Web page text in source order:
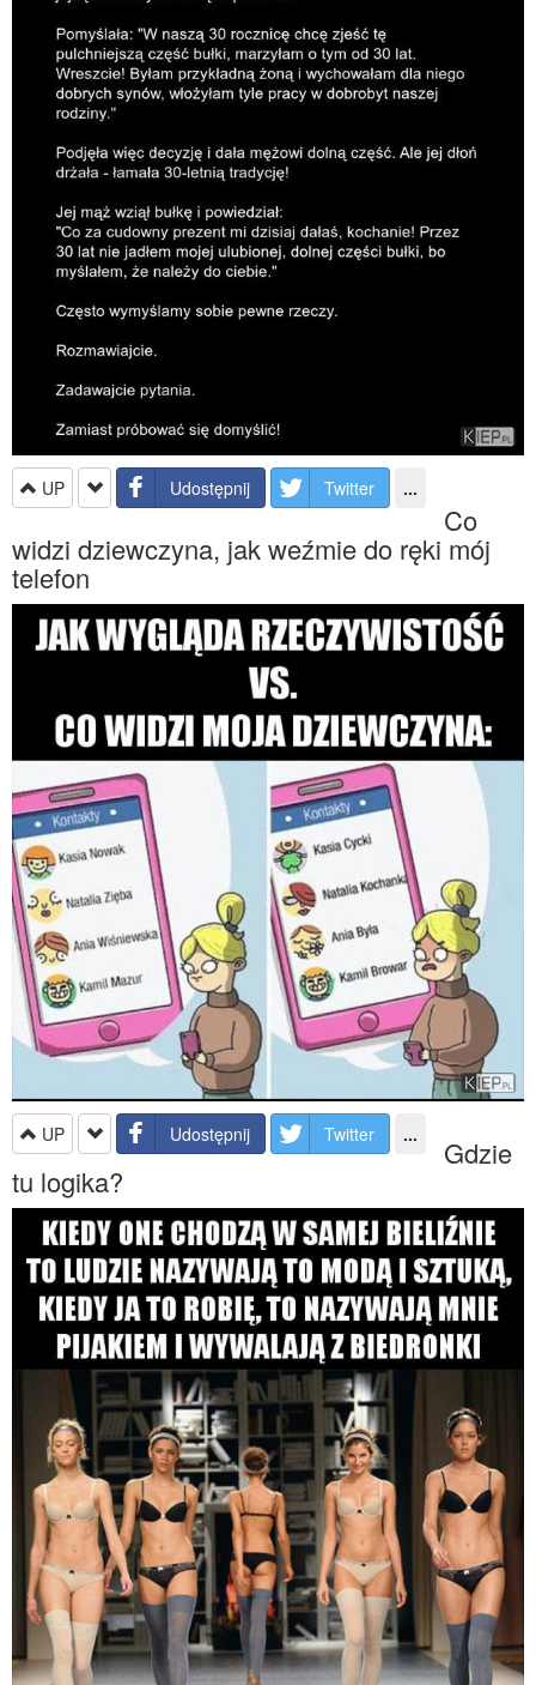
UP Udostępnij Twitter ...
Co
widzi dziewczyna, jak weźmie do ręki mój
telefon
UP Udostępnij Twitter ... Gdzie
tu logika?